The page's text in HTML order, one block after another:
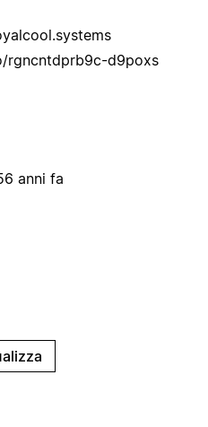
rgncntdprb9c-d9poxs
anni fa